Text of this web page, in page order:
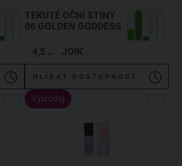
TEKUTÉ OČNÍ STÍNY
06 GOLDEN GODDESS
JOIK
HLÍDAT DOSTUPNOST
Výprodej